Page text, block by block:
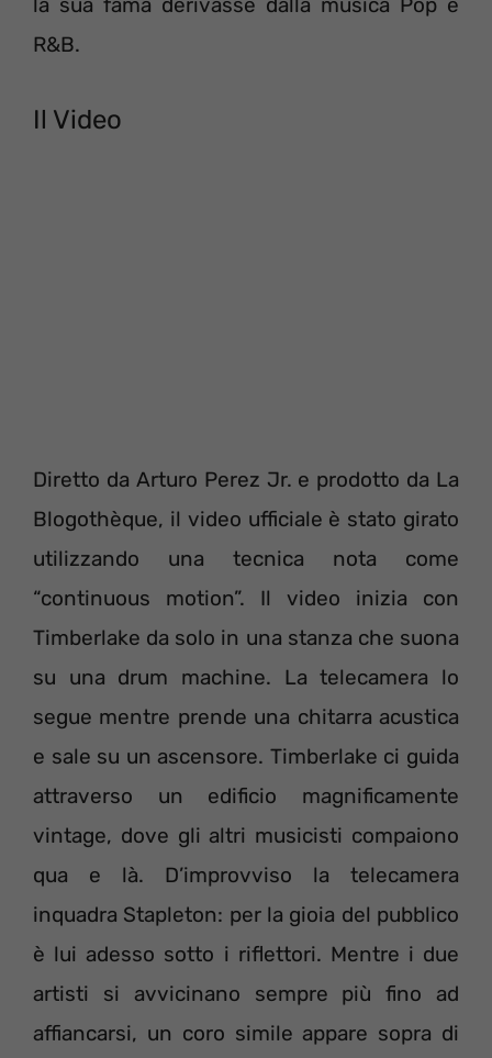
R&B.
Il Video
Diretto da Arturo Perez Jr. e prodotto da La
Blogothèque, il video ufficiale è stato girato
utilizzando una tecnica nota come
“continuous motion”. Il video inizia con
Timberlake da solo in una stanza che suona
su una drum machine. La telecamera lo
segue mentre prende una chitarra acustica
e sale su un ascensore. Timberlake ci guida
attraverso un edificio magnificamente
vintage, dove gli altri musicisti compaiono
qua e là. D’improvviso la telecamera
inquadra Stapleton: per la gioia del pubblico
è lui adesso sotto i riflettori. Mentre i due
artisti si avvicinano sempre più fino ad
affiancarsi, un coro simile appare sopra di